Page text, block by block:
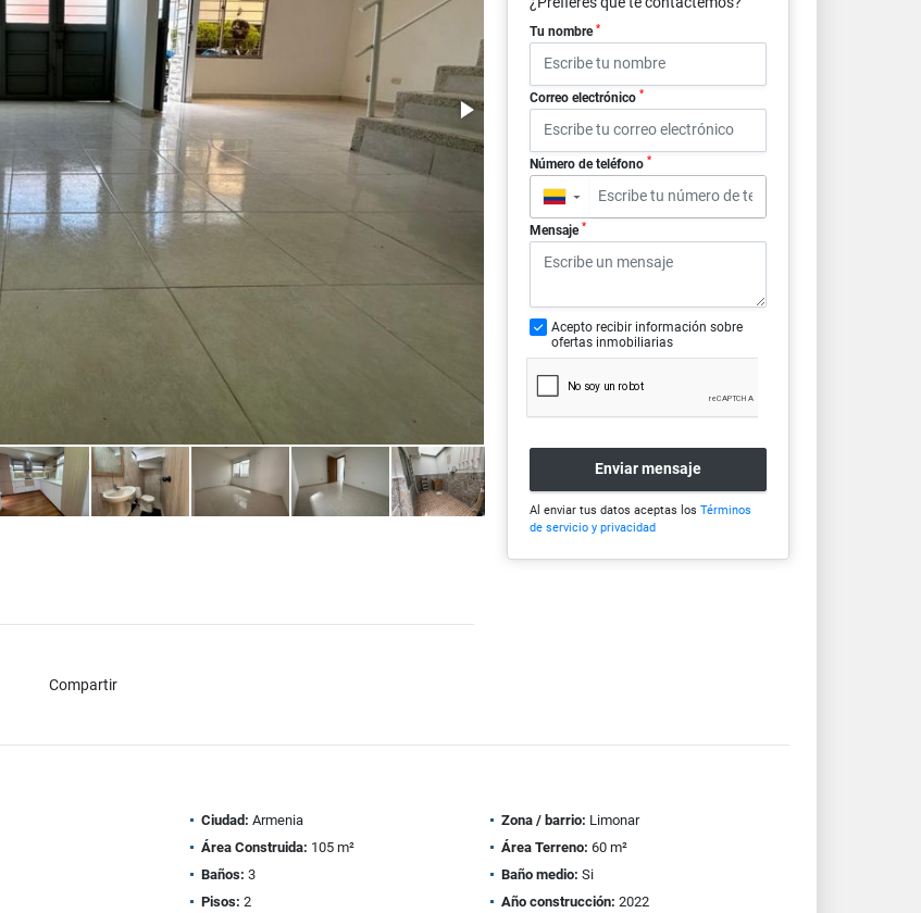
Compartir
Tu nombre *
Correo electrónico *
Número de teléfono *
▼
Mensaje *
Acepto recibir información sobre
ofertas inmobiliarias
Enviar mensaje
Al enviar tus datos aceptas los Términos
de servicio y privacidad
Ciudad: Armenia Zona / barrio: Limonar
Área Construida: 105 m² Área Terreno: 60 m²
Baños: 3 Baño medio: Si
Pisos: 2 Año construcción: 2022